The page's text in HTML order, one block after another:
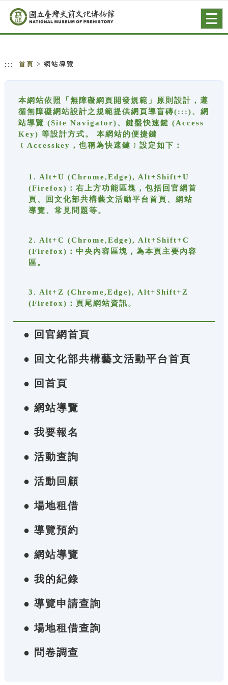
跳到主要內容
網站導覽
::: 首頁 > 網站導覽
本網站依照「無障礙網頁開發規範」原則設計，遵
循無障礙網站設計之規範提供網頁導盲磚(:::)、網
站導覽 (Site Navigator)、鍵盤快速鍵 (Access
Key) 等設計方式。 本網站的便捷鍵
﹝Accesskey，也稱為快速鍵﹞設定如下：
1. Alt+U (Chrome,Edge), Alt+Shift+U
(Firefox)：右上方功能區塊，包括回官網首
頁、回文化部共構藝文活動平台首頁、網站
導覽、常見問題等。
2. Alt+C (Chrome,Edge), Alt+Shift+C
(Firefox)：中央內容區塊，為本頁主要內容
區。
3. Alt+Z (Chrome,Edge), Alt+Shift+Z
(Firefox)：頁尾網站資訊。
● 回官網首頁
● 回文化部共構藝文活動平台首頁
● 回首頁
● 網站導覽
● 我要報名
● 活動查詢
● 活動回顧
● 場地租借
● 導覽預約
● 網站導覽
● 我的紀錄
● 導覽申請查詢
● 場地租借查詢
● 問卷調查